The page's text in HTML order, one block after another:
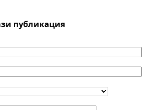
публикация